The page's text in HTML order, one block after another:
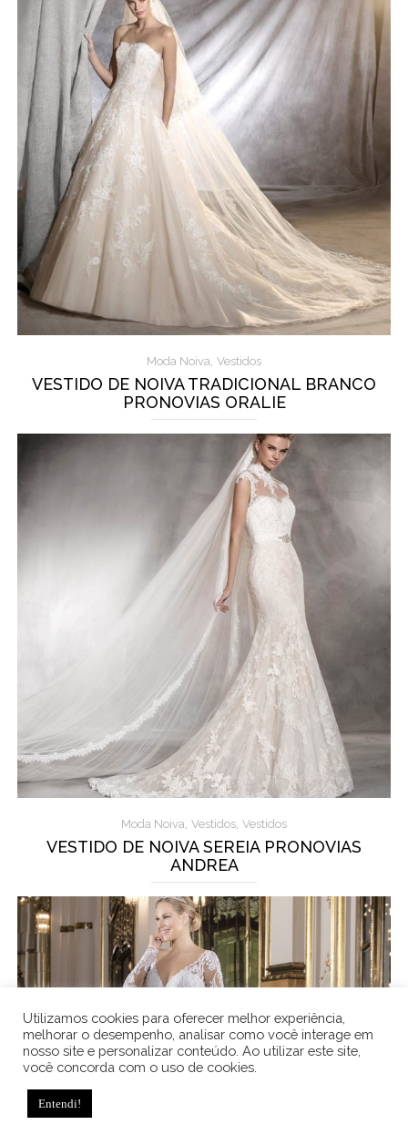
Moda Noiva, Vestidos
VESTIDO DE NOIVA TRADICIONAL BRANCO
PRONOVIAS ORALIE
Moda Noiva, Vestidos, Vestidos
VESTIDO DE NOIVA SEREIA PRONOVIAS
ANDREA
Utilizamos cookies para oferecer melhor experiência,
melhorar o desempenho, analisar como você interage em
nosso site e personalizar conteúdo. Ao utilizar este site,
você concorda com o uso de cookies.
Entendi!